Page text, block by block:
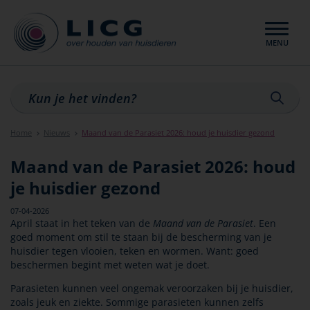
MENU
Sluiten
Home Nieuws Maand van de Parasiet 2026: houd je huisdier gezond
Maand van de Parasiet 2026: houd
je huisdier gezond
07-04-2026
April staat in het teken van de Maand van de Parasiet. Een
goed moment om stil te staan bij de bescherming van je
huisdier tegen vlooien, teken en wormen. Want: goed
beschermen begint met weten wat je doet.
Parasieten kunnen veel ongemak veroorzaken bij je huisdier,
zoals jeuk en ziekte. Sommige parasieten kunnen zelfs